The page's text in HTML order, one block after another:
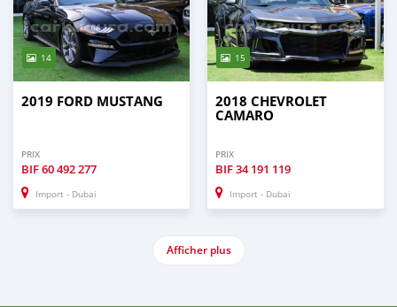
14
2019 FORD MUSTANG
PRIX
BIF60 492 277
Import - Dubai
15
2018 CHEVROLET
CAMARO
PRIX
BIF34 191 119
Import - Dubai
Afficher plus